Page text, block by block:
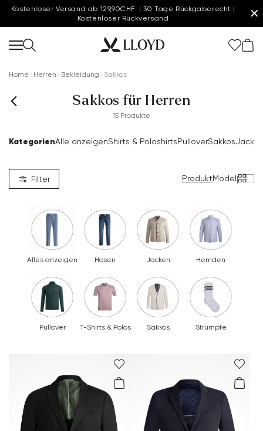
Kostenloser Versand ab 129,90CHF | 30 Tage Rückgaberecht |
Kostenloser Rückversand
✕
Home Herren Bekleidung Sakkos
Sakkos für Herren
15 Produkte
KategorienAlle anzeigenShirts & PoloshirtsPulloverSakkosJacken
Filter ProduktModel|
Alles anzeigen Hosen Jacken Hemden
Pullover T-Shirts & Polos Sakkos Strümpfe